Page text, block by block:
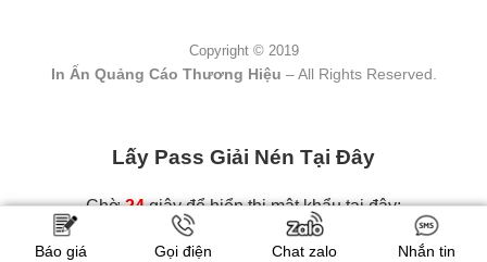
Copyright © 2019
In Ấn Quảng Cáo Thương Hiệu – All Rights Reserved.
Lấy Pass Giải Nén Tại Đây
Chờ23giây để hiển thị mật khẩu tại đây:
Báo giá Gọi điện Chat zalo Nhắn tin